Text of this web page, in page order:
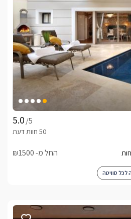
לסוויטה שני חדרי שינה מרווחים וזהים המעוצבים כשני חללי-open
במרכז כל חדר ניצבת מיטה זוגית מעוצבת בגוון שמנת בגימור קווי,
מוצעת במצעים רכים ונעים בגוונים תואמים, עם מטבחון ובו מיני בר,
כל זוג אורחים בסוויטה יהנה מחדר רחצה פרטי, הסגור עם דלתות
זכוכית ווילון פנימי לאיטום ופרטיות, בו מקלחון זוגי עם שני ראשי
והבריכה הפרטית.
פרטית
המגודרת במעקה זכוכית מרשים לשמירה על בטיחות מירבית ללא
/5
החל מ- ₪1500
סוויטה